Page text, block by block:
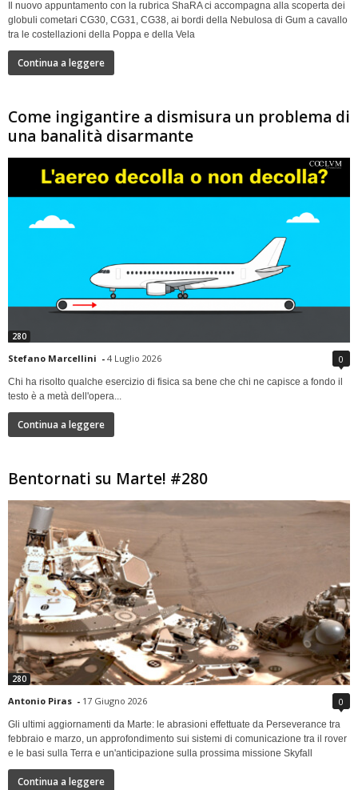
Il nuovo appuntamento con la rubrica ShaRA ci accompagna alla scoperta dei
globuli cometari CG30, CG31, CG38, ai bordi della Nebulosa di Gum a cavallo
tra le costellazioni della Poppa e della Vela
Continua a leggere
Come ingigantire a dismisura un problema di
una banalità disarmante
280
Stefano Marcellini - 4 Luglio 2026 0
Chi ha risolto qualche esercizio di fisica sa bene che chi ne capisce a fondo il
testo è a metà dell'opera...
Continua a leggere
Bentornati su Marte! #280
280
Antonio Piras - 17 Giugno 2026 0
Gli ultimi aggiornamenti da Marte: le abrasioni effettuate da Perseverance tra
febbraio e marzo, un approfondimento sui sistemi di comunicazione tra il rover
e le basi sulla Terra e un'anticipazione sulla prossima missione Skyfall
Continua a leggere